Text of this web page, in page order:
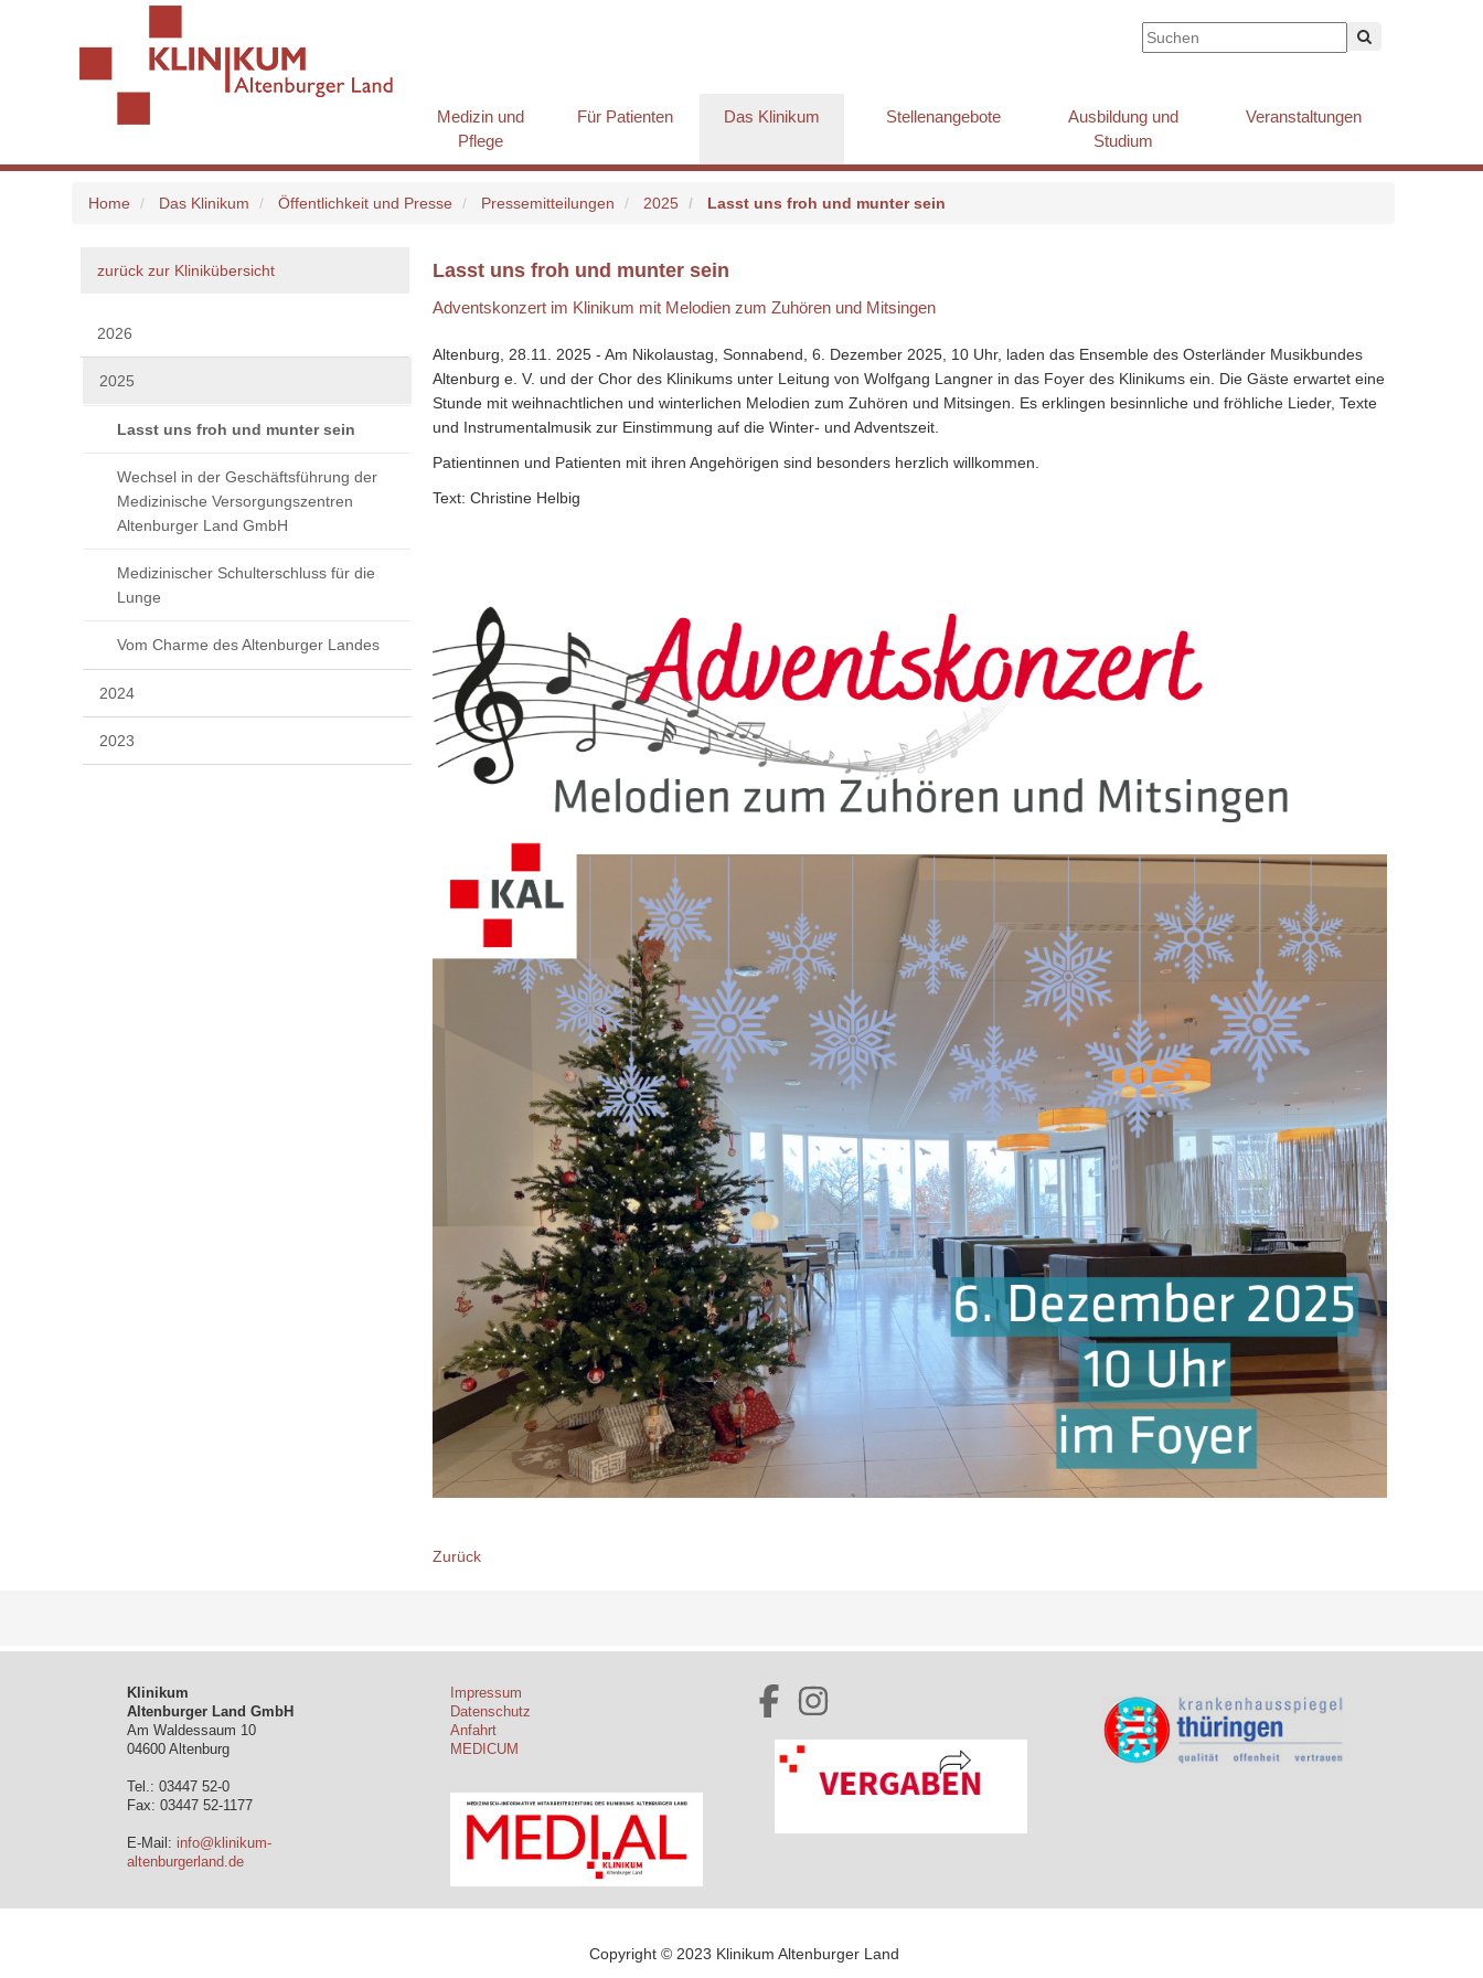
Medizin und
Pflege
Für Patienten Das Klinikum Stellenangebote
Ausbildung und
Studium
Veranstaltungen
Home Das Klinikum Öffentlichkeit und Presse Pressemitteilungen 2025 Lasst uns froh und munter sein
zurück zur Klinikübersicht
2026
2025
Lasst uns froh und munter sein
Wechsel in der Geschäftsführung der
Medizinische Versorgungszentren
Altenburger Land GmbH
Medizinischer Schulterschluss für die
Lunge
Vom Charme des Altenburger Landes
2024
2023
Lasst uns froh und munter sein
Adventskonzert im Klinikum mit Melodien zum Zuhören und Mitsingen
Altenburg, 28.11. 2025 - Am Nikolaustag, Sonnabend, 6. Dezember 2025, 10 Uhr, laden das Ensemble des Osterländer Musikbundes
Altenburg e. V. und der Chor des Klinikums unter Leitung von Wolfgang Langner in das Foyer des Klinikums ein. Die Gäste erwartet eine
Stunde mit weihnachtlichen und winterlichen Melodien zum Zuhören und Mitsingen. Es erklingen besinnliche und fröhliche Lieder, Texte
und Instrumentalmusik zur Einstimmung auf die Winter- und Adventszeit.
Patientinnen und Patienten mit ihren Angehörigen sind besonders herzlich willkommen.
Text: Christine Helbig
Zurück
Klinikum
Altenburger Land GmbH
Am Waldessaum 10
04600 Altenburg
Tel.: 03447 52-0
Fax: 03447 52-1177
E-Mail: info@klinikum-
altenburgerland.de
Impressum
Datenschutz
Anfahrt
MEDICUM
Copyright © 2023 Klinikum Altenburger Land